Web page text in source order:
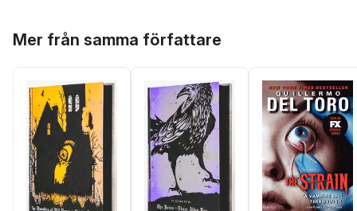
Mer från samma författare